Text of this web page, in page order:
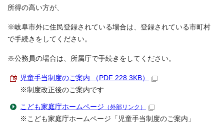
所得の高い方が、
※岐阜市外に住民登録されている場合は、登録されている市町村
で手続きをしてください。
※公務員の場合は、所属庁で手続きをしてください。
児童手当制度のご案内 （PDF 228.3KB）
※制度改正後のご案内です
こども家庭庁ホームページ （外部リンク）
※こども家庭庁ホームページ「児童手当制度のご案内」